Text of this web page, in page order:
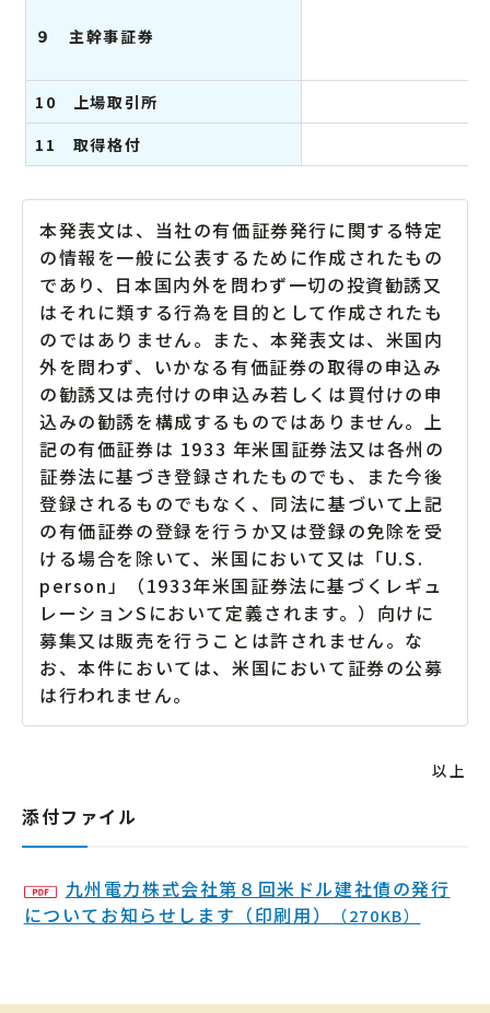
９ 主幹事証券
10 上場取引所
11 取得格付
本発表文は、当社の有価証券発行に関する特定
の情報を一般に公表するために作成されたもの
であり、日本国内外を問わず一切の投資勧誘又
はそれに類する行為を目的として作成されたも
のではありません。また、本発表文は、米国内
外を問わず、いかなる有価証券の取得の申込み
の勧誘又は売付けの申込み若しくは買付けの申
込みの勧誘を構成するものではありません。上
記の有価証券は 1933 年米国証券法又は各州の
証券法に基づき登録されたものでも、また今後
登録されるものでもなく、同法に基づいて上記
の有価証券の登録を行うか又は登録の免除を受
ける場合を除いて、米国において又は「U.S.
person」（1933年米国証券法に基づくレギュ
レーションSにおいて定義されます。）向けに
募集又は販売を行うことは許されません。な
お、本件においては、米国において証券の公募
は行われません。
以上
添付ファイル
九州電力株式会社第８回米ドル建社債の発行
についてお知らせします（印刷用）
（270KB）